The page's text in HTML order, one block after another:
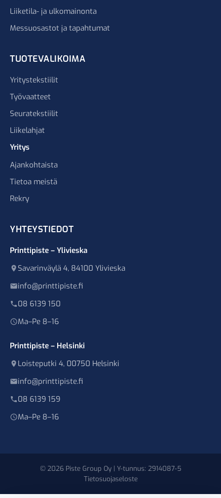
Liiketila- ja ulkomainonta
Messuosastot ja tapahtumat
TUOTEVALIKOIMA
Yritystekstiilit
Työvaatteet
Seuratekstiilit
Liikelahjat
Yritys
Ajankohtaista
Tietoa meistä
Rekry
YHTEYSTIEDOT
Printtipiste – Ylivieska
Savarinväylä 4, 84100 Ylivieska
info@printtipiste.fi
08 6139 150
Ma–Pe 8–16
Printtipiste – Helsinki
Loisteputki 4, 00750 Helsinki
info@printtipiste.fi
08 6139 159
Ma–Pe 8–16
© 2026 Piste Group Oy | Y-tunnus: 2914087-5
Tietosuojaseloste